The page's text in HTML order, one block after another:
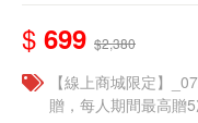
$ 699 $2,380
【線上商城限定】
贈，每人期間最高贈